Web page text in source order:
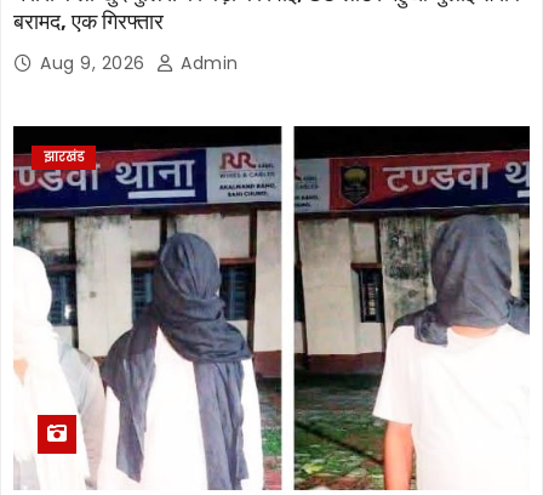
बरामद, एक गिरफ्तार
Aug 9, 2026 Admin
झारखंड